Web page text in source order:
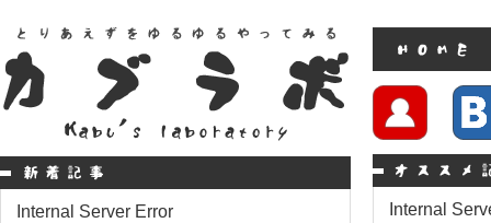
Internal Server Error
Internal